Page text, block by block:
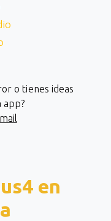
o tienes ideas
app?
en